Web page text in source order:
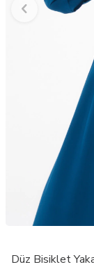
Düz Bisiklet